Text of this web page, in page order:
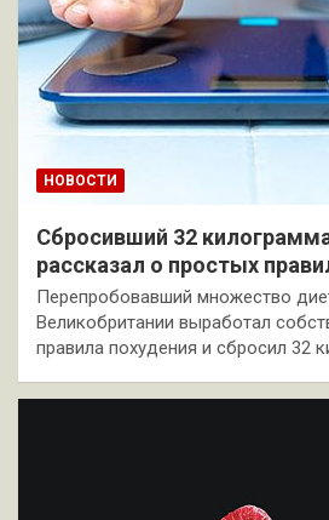
НОВОСТИ
Сбросивший 32
рассказал о простых
Перепробовавший множество
Великобритании выработал
правила похудения и сбросил 32